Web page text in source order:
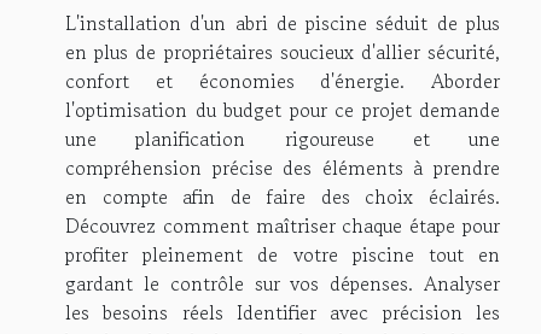
L'installation d'un abri de piscine séduit de plus
en plus de propriétaires soucieux d'allier sécurité,
confort et économies d'énergie. Aborder
l'optimisation du budget pour ce projet demande
une planification rigoureuse et une
compréhension précise des éléments à prendre
en compte afin de faire des choix éclairés.
Découvrez comment maîtriser chaque étape pour
profiter pleinement de votre piscine tout en
gardant le contrôle sur vos dépenses. Analyser
les besoins réels Identifier avec précision les